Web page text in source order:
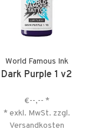
World Famous Ink
Dark Purple 1 v2
€--,-- *
* exkl. MwSt. zzgl.
Versandkosten